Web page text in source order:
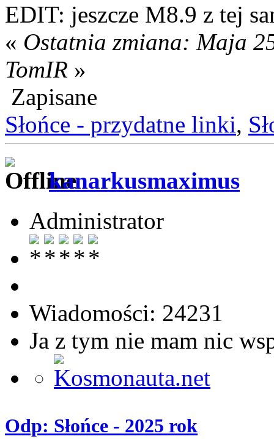
EDIT: jeszcze M8.9 z tej
« Ostatnia zmiana: Maja
TomIR »
Zapisane
Słońce - przydatne linki,
kanarkusmaximus
Administrator
Wiadomości: 24231
Ja z tym nie mam nic
Odp: Słońce - 2025 rok